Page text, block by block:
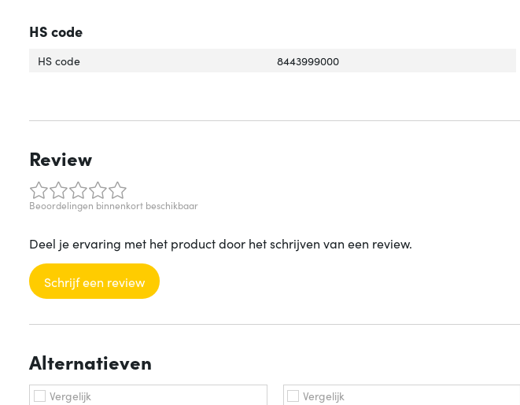
HS code
HS code 8443999000
Review
Beoordelingen binnenkort beschikbaar
Deel je ervaring met het product door het schrijven van een review.
Schrijf een review
Alternatieven
Vergelijk Vergelijk